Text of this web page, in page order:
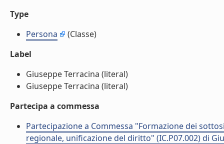
Type
Persona
(Classe)
Label
Giuseppe Terracina (literal)
Giuseppe Terracina (literal)
Partecipa a commessa
Partecipazione a Commessa "Formazione dei
regionale, unificazione del diritto" (IC.P07.002) di